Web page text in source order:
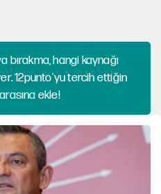
hangi kaynağı
12punto'yu tercih ettiğin
ekle!